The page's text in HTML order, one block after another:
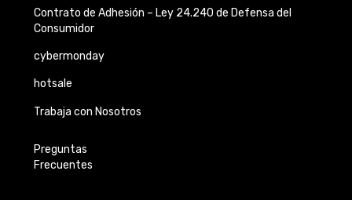
Contrato de Adhesión – Ley 24.240 de Defensa del
Consumidor
cybermonday
hotsale
Trabaja con Nosotros
Preguntas
Frecuentes